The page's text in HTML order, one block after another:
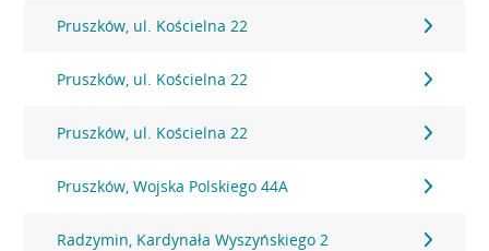
Pruszków, ul. Kościelna 22
Pruszków, ul. Kościelna 22
Pruszków, ul. Kościelna 22
Pruszków, Wojska Polskiego 44A
Radzymin, Kardynała Wyszyńskiego 2